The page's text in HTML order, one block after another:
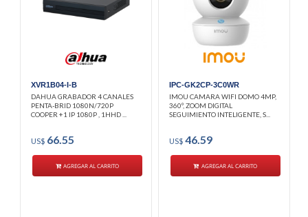
XVR1B04-I-B
DAHUA GRABADOR 4 CANALES
PENTA-BRID 1080N/720P
COOPER +1 IP 1080P , 1HHD ...
US$ 66.55
AGREGAR AL CARRITO
IPC-GK2CP-3C0WR
IMOU CAMARA WIFI DOMO 4MP,
360º, ZOOM DIGITAL
SEGUIMIENTO INTELIGENTE, S...
US$46.59
AGREGAR AL CARRITO